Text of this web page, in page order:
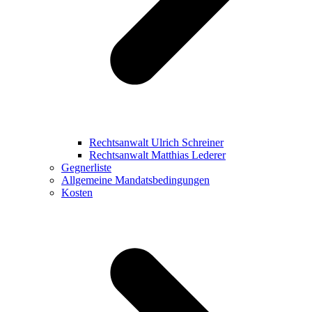
Rechtsanwalt Ulrich Schreiner
Rechtsanwalt Matthias Lederer
Gegnerliste
Allgemeine Mandatsbedingungen
Kosten